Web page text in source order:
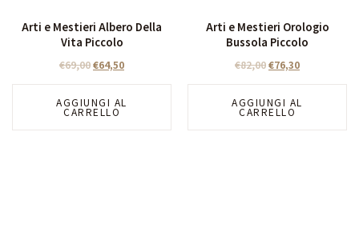
Arti e Mestieri Albero Della
Vita Piccolo
€69,00€64,50
AGGIUNGI AL
CARRELLO
Arti e Mestieri Orologio
Bussola Piccolo
€82,00€76,30
AGGIUNGI AL
CARRELLO